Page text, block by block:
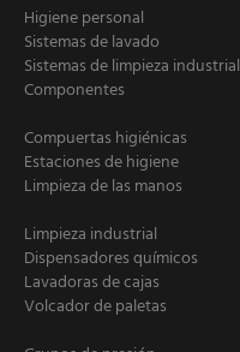
Higiene personal
Sistemas de lavado
Sistemas de limpieza industrial
Componentes
Compuertas higiénicas
Estaciones de higiene
Limpieza de las manos
Limpieza industrial
Dispensadores químicos
Lavadoras de cajas
Volcador de paletas